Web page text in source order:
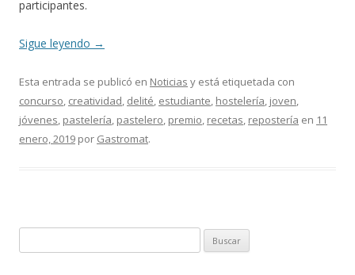
participantes.
Sigue leyendo →
Esta entrada se publicó en Noticias y está etiquetada con
concurso, creatividad, delité, estudiante, hostelería, joven,
jóvenes, pastelería, pastelero, premio, recetas, repostería en 11
enero, 2019 por Gastromat.
u